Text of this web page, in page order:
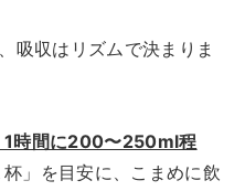
吸収はリズムで決まりま
1時間に200〜250ml程
」を目安に、こまめに飲